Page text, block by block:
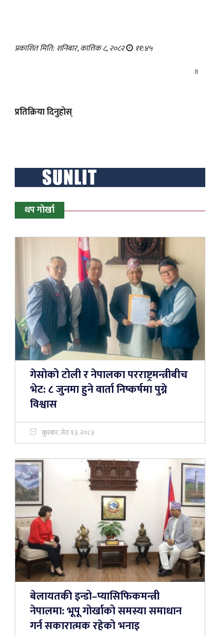
प्रकाशित मिति: शनिबार, कात्तिक ८, २०८२ ११:४५
8
प्रतिक्रिया दिनुहोस्
थप गोर्खा
गेसोको टोली र नेपालका परराष्ट्रमन्त्रीबीच
भेट: ८ जुनमा हुने वार्ता निष्कर्षमा पुग्ने
विश्वास
बुधबार, जेठ १३, २०८३
बेलायतकी इन्डो–प्यासिफिकमन्त्री
नेपालमा: भूपू गोर्खाको समस्या समाधान
गर्न सकारात्मक रहेको भनाइ